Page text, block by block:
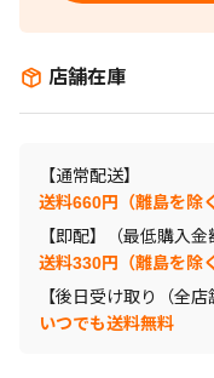
店舗在庫
【通常配送】
送料660円（離島を除
【即配】（最低購入金
送料330円（離島を除
【後日受け取り（全店
いつでも送料無料